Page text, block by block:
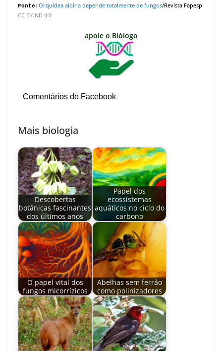
Fonte: Orquídea albina depende totalmente de fungos/Revista Fapesp
CC BY-ND 4.0
apoie o Biólogo
Comentários do Facebook
Mais biologia
Descobertas
botânicas fascinantes
dos últimos anos
Papel dos
ecossistemas
aquáticos no ciclo do
carbono
O papel vital dos
fungos micorrízicos
Abelhas sem ferrão
como polinizadores